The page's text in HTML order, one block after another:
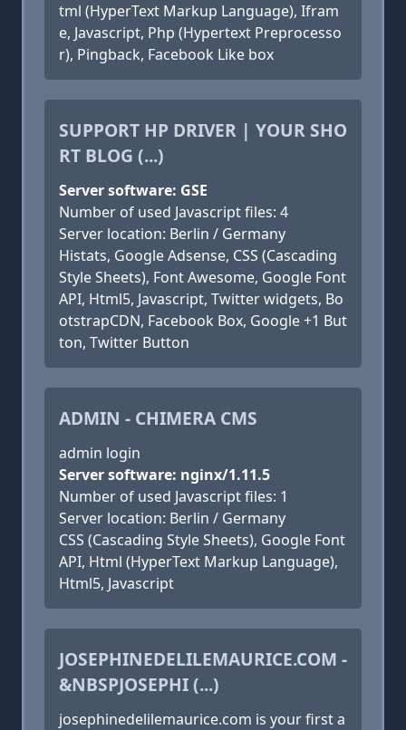
tml (HyperText Markup Language), Ifram
e, Javascript, Php (Hypertext Preprocesso
r), Pingback, Facebook Like box
SUPPORT HP DRIVER | YOUR SHO
RT BLOG (...)
Server software: GSE
Number of used Javascript files: 4
Server location: Berlin / Germany
Histats, Google Adsense, CSS (Cascading
Style Sheets), Font Awesome, Google Font
API, Html5, Javascript, Twitter widgets, Bo
otstrapCDN, Facebook Box, Google +1 But
ton, Twitter Button
ADMIN - CHIMERA CMS
admin login
Server software: nginx/1.11.5
Number of used Javascript files: 1
Server location: Berlin / Germany
CSS (Cascading Style Sheets), Google Font
API, Html (HyperText Markup Language),
Html5, Javascript
JOSEPHINEDELILEMAURICE.COM -
&NBSPJOSEPHI (...)
josephinedelilemaurice.com is your first a